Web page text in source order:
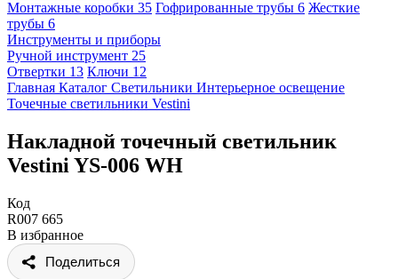
Монтажные коробки 35 Гофрированные трубы 6 Жесткие
трубы 6
Инструменты и приборы
Ручной инструмент 25
Отвертки 13 Ключи 12
Главная Каталог Светильники Интерьерное освещение
Точечные светильники Vestini
Накладной точечный светильник
Vestini YS-006 WH
Код
R007 665
В избранное
Поделиться